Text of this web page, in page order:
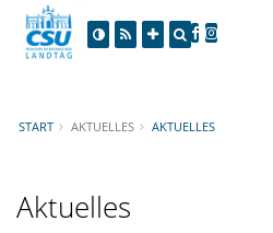
START AKTUELLES AKTUELLES
Aktuelles